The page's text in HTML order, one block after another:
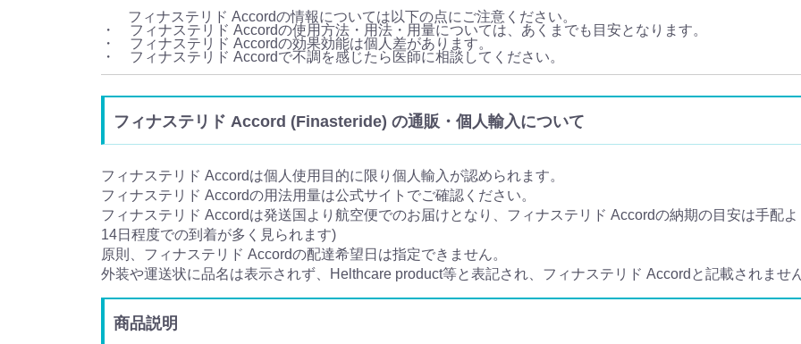
フィナステリド Accordの情報については以下の点にご注意ください。
・ フィナステリド Accordの使用方法・用法・用量については、あくまでも目安となります。
・ フィナステリド Accordの効果効能は個人差があります。
・ フィナステリド Accordで不調を感じたら医師に相談してください。
フィナステリド Accord (Finasteride) の通販・個人輸入について
フィナステリド Accordは個人使用目的に限り個人輸入が認められます。
フィナステリド Accordの用法用量は公式サイトでご確認ください。
フィナステリド Accordは発送国より航空便でのお届けとなり、フィナステリド Accordの納期の目安は手配
14日程度での到着が多く見られます)
原則、フィナステリド Accordの配達希望日は指定できません。
外装や運送状に品名は表示されず、Helthcare product等と表記され、フィナステリド Accordと記載されませ
商品説明